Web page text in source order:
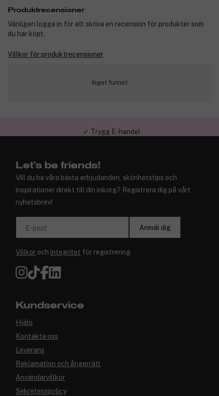
Produktrecensioner
Vänligen logga in för att skriva en recension för produkter som
du har köpt.
Villkor för produktrecensioner
Inget funnet
✓ Trygg E-handel
Let's be friends!
Vill du ha våra bästa erbjudanden, skönhetstips och
inspirationer direkt till din inkorg? Registrera dig på vårt
nyhetsbrev!
E-post Anmäl dig
Villkor och integritet för registrering
Kundservice
Hjälp
Kontakta oss
Leverans
Reklamation och ångerrätt
Användarvillkor
Sekretesspolicy